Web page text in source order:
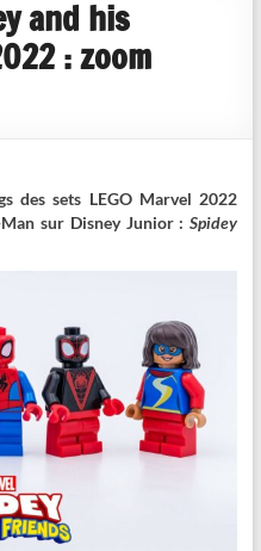
and his
: zoom
des sets LEGO Marvel 2022
Man sur Disney Junior :Spidey